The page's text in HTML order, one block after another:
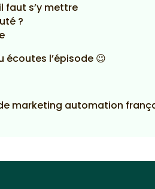
faut s’y mettre
?
écoutes l’épisode 😉
marketing automation